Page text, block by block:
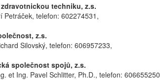
techniku, z.s.
Petráček, telefon: 602274531,
z.s.
Silovský, telefon: 606957233,
společnost spojů, z.s.
et Ing. Pavel Schlitter, Ph.D., telefon: